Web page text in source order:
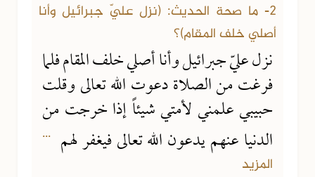
2- ما صحة الحديث: (نزل عليّ جبرائيل وأنا
أصلي خلف المقام)؟
نزل عليّ جبرائيل وأنا أصلي خلف المقام فلما
فرغت من الصلاة دعوت الله تعالى وقلت
حبيبي علمني لأمتي شيئاً إذا خرجت من
الدنيا عنهم يدعون الله تعالى فيغفر لهم ...
المزيد